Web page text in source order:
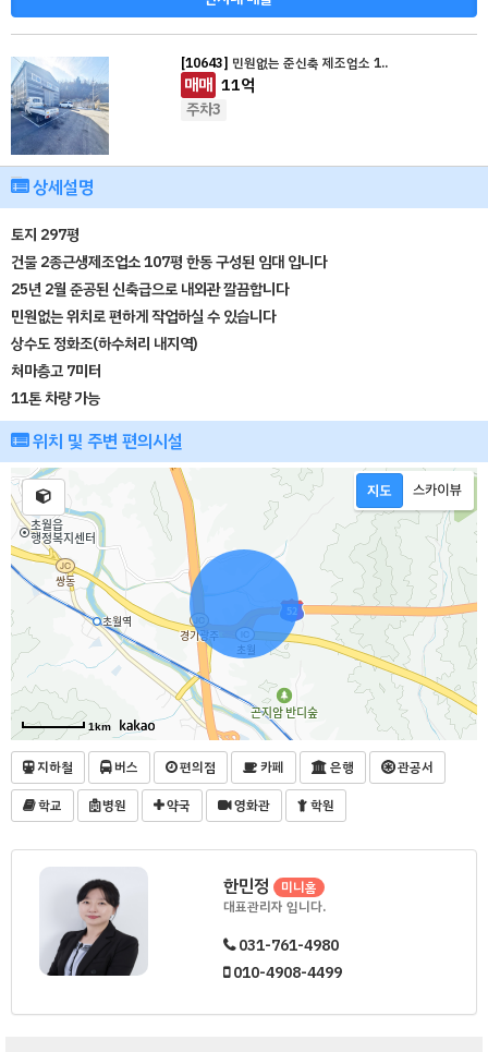
[10643] 민원없는 준신축 제조업소 1..
매매 11억
주차3
상세설명
토지 297평
건물 2종근생제조업소 107평 한동 구성된 임대 입니다
25년 2월 준공된 신축급으로 내외관 깔끔합니다
민원없는 위치로 편하게 작업하실 수 있습니다
상수도 정화조(하수처리 내지역)
처마층고 7미터
11톤 차량 가능
위치 및 주변 편의시설
1km
지하철 버스 편의점 카페 은행
관공서
학교
병원 약국 영화관 학원
한민정 미니홈
대표관리자 입니다.
031-761-4980
010-4908-4499